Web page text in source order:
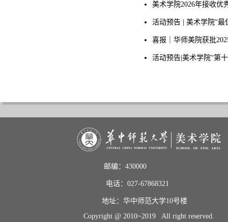
美术学院2026年接收优
活动预告 | 美术学院“
喜报｜华师美院获批
活动预告|美术学院“第
邮编：430000
电话：027-67868321
地址：华中师范大学10号楼
Copyright @ 2010~2019 All right reserved.